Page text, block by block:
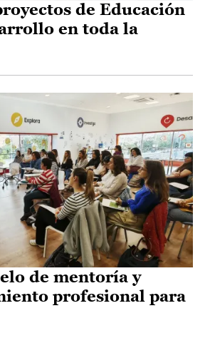
de Educación
en toda la
de mentoría y
profesional para